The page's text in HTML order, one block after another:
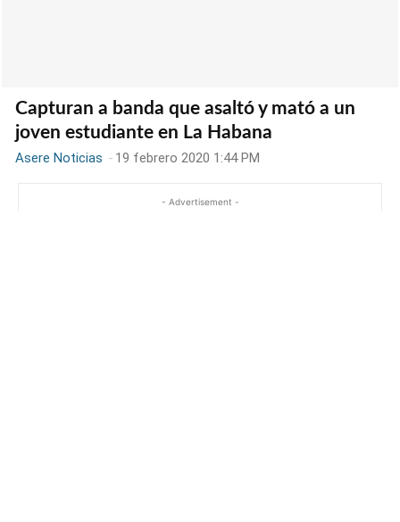
Capturan a banda que asaltó y mató a un
joven estudiante en La Habana
Asere Noticias - 19 febrero 2020 1:44 PM
- Advertisement -